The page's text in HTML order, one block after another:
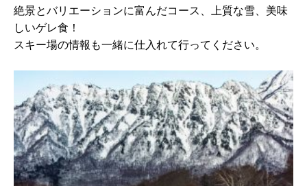
絶景とバリエーションに富んだコース、上質な雪、美味
しいゲレ食！
スキー場の情報も一緒に仕入れて行ってください。